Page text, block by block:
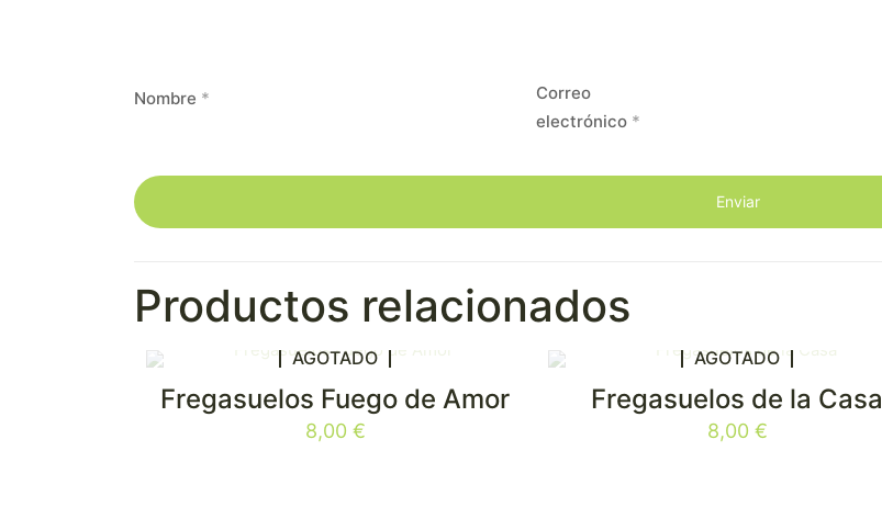
Nombre *
Correo
electrónico *
Productos relacionados
AGOTADO
Fregasuelos Fuego de Amor
8,00 €
AGOTADO
Fregasuelos de la Casa
8,00 €